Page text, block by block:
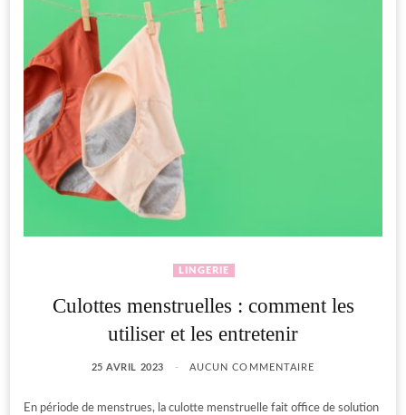
LINGERIE
Culottes menstruelles : comment les
utiliser et les entretenir
25 AVRIL 2023 AUCUN COMMENTAIRE
En période de menstrues, la culotte menstruelle fait office de solution